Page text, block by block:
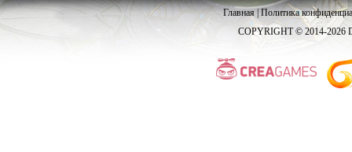
Главная|Политика
COPYRIGHT © 2014-2026